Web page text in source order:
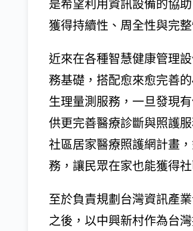
是希望利用資訊設備的協
獲得持續性、周全性與完
近來在各種智慧健康管理
務基礎，搭配愈來愈完善
生理量測服務，一旦發現
供更完善醫療診斷與照護
社區居家醫療照護網計畫
務，讓民眾在家也能獲得
至於負責規劃台灣資訊產
之後，以中興新村作為台